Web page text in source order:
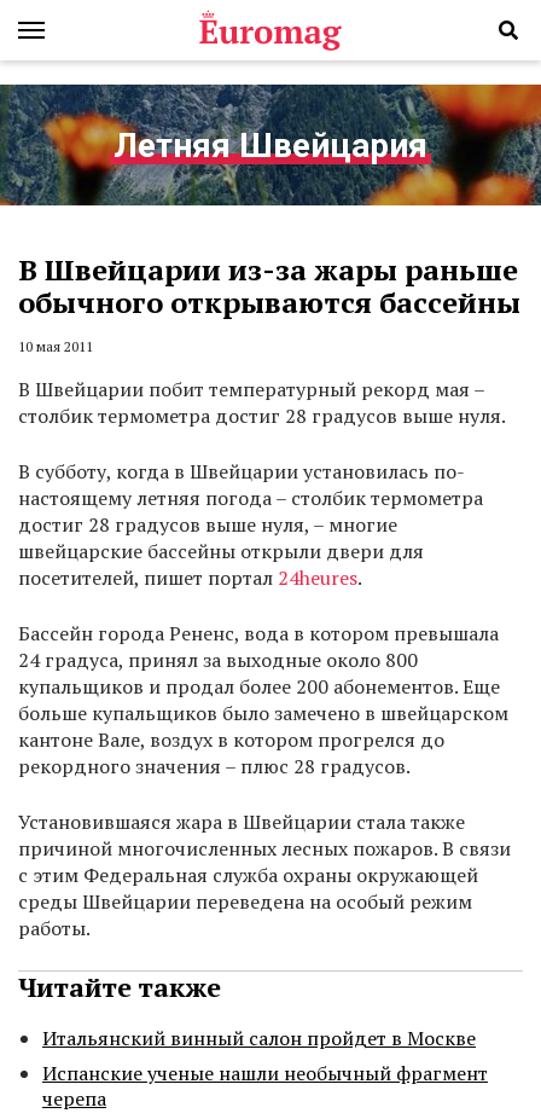
Летняя Швейцария
В Швейцарии из-за жары раньше
обычного открываются бассейны
10 мая 2011
В Швейцарии побит температурный рекорд мая –
столбик термометра достиг 28 градусов выше нуля.
В субботу, когда в Швейцарии установилась по-
настоящему летняя погода – столбик термометра
достиг 28 градусов выше нуля, – многие
швейцарские бассейны открыли двери для
посетителей, пишет портал 24heures.
Бассейн города Рененс, вода в котором превышала
24 градуса, принял за выходные около 800
купальщиков и продал более 200 абонементов. Еще
больше купальщиков было замечено в швейцарском
кантоне Вале, воздух в котором прогрелся до
рекордного значения – плюс 28 градусов.
Установившаяся жара в Швейцарии стала также
причиной многочисленных лесных пожаров. В связи
с этим Федеральная служба охраны окружающей
среды Швейцарии переведена на особый режим
работы.
Читайте также
Итальянский винный салон пройдет в Москве
Испанские ученые нашли необычный фрагмент
черепа